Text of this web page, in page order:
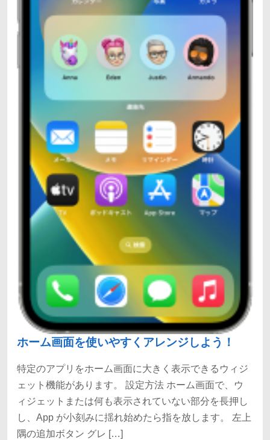
ホーム画面を使いやすくアレンジしよう！
特定のアプリをホーム画面に大きく表示できるウィジ
ェット機能があります。 設定方法 ホーム画面で、ウ
ィジェットまたは何も表示されていない部分を長押し
し、App が小刻みに揺れ始めたら指を放します。 左上
隅の追加ボタン グレ […]